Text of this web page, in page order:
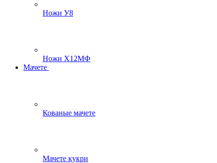
Ножи У8
Ножи Х12МФ
Мачете
Кованые мачете
Мачете кукри